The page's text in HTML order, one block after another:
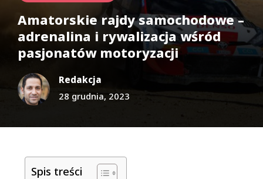
Amatorskie rajdy samochodowe –
adrenalina i rywalizacja wśród
pasjonatów motoryzacji
Redakcja
28 grudnia, 2023
Spis treści